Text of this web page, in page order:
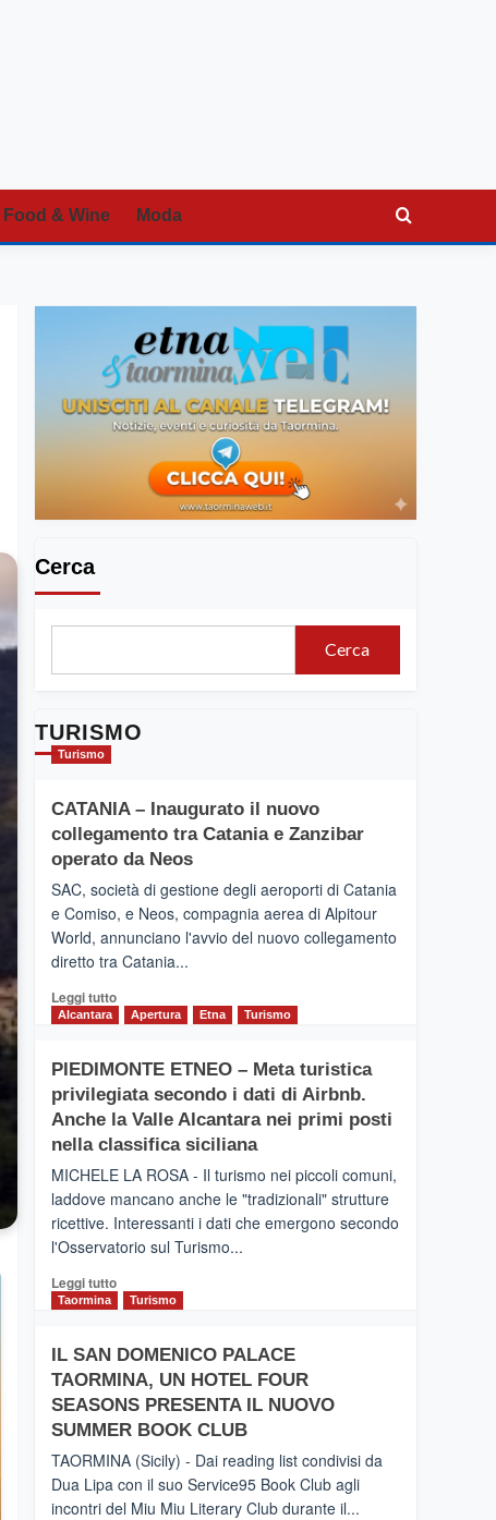
Food & Wine Moda
Cerca
Cerca
TURISMO
Turismo
CATANIA – Inaugurato il nuovo
collegamento tra Catania e Zanzibar
operato da Neos
SAC, società di gestione degli aeroporti di Catania
e Comiso, e Neos, compagnia aerea di Alpitour
World, annunciano l'avvio del nuovo collegamento
diretto tra Catania...
Leggi tuttoLeggi
CATANIA
–
Inaugurato
il
collegamento
tra
Catania
e
operato
da
Alcantara Apertura Etna Turismo
PIEDIMONTE ETNEO – Meta turistica
privilegiata secondo i dati di Airbnb.
Anche la Valle Alcantara nei primi posti
nella classifica siciliana
MICHELE LA ROSA - Il turismo nei piccoli comuni,
laddove mancano anche le "tradizionali" strutture
ricettive. Interessanti i dati che emergono secondo
l'Osservatorio sul Turismo...
Leggi tuttoLeggi
PIEDIMONTE
ETNEO
–
Meta
privilegiata
secondo
i
Taormina Turismo
IL SAN DOMENICO PALACE
TAORMINA, UN HOTEL FOUR
SEASONS PRESENTA IL NUOVO
SUMMER BOOK CLUB
TAORMINA (Sicily) - Dai reading list condivisi da
Dua Lipa con il suo Service95 Book Club agli
incontri del Miu Miu Literary Club durante il...